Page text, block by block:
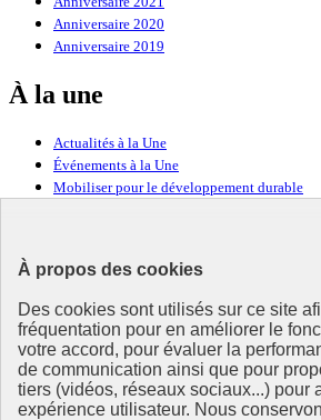
À propos des cookies
Des cookies sont utilisés sur ce site
fréquentation pour en améliorer le
votre accord, pour évaluer la
de communication ainsi que pour
tiers (vidéos, réseaux sociaux...) pour
expérience utilisateur. Nous
Anniversaire 2020
Anniversaire 2019
À la une
Actualités à la Une
Événements à la Une
Mobiliser pour le développement durable
Ressources
Ressources
La Méth’ODD
Gouvernement